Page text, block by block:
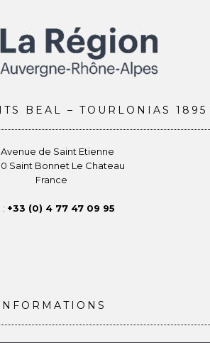
BEAL – TOURLONIAS 1895
Avenue de Saint Etienne
Saint Bonnet Le Chateau
France
: +33 (0) 4 77 47 09 95